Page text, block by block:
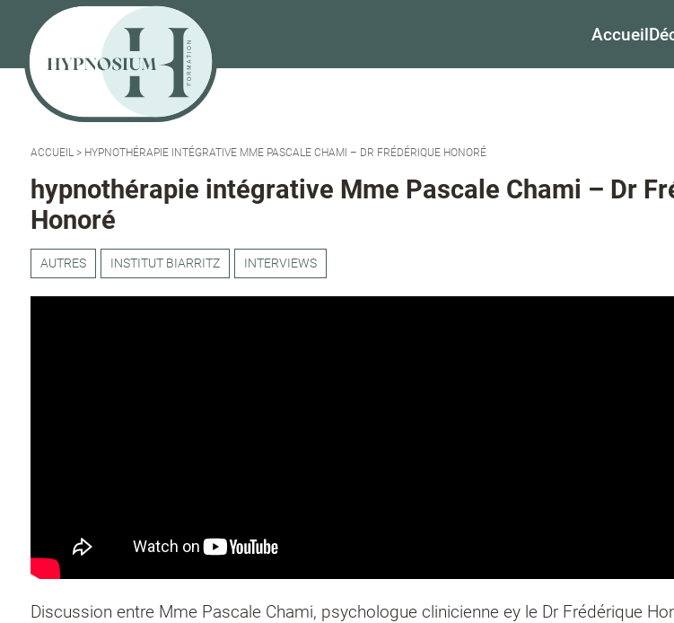
Accueil
ACCUEIL > HYPNOTHÉRAPIE INTÉGRATIVE MME PASCALE CHAMI – DR FRÉDÉRIQUE HONORÉ
hypnothérapie intégrative Mme Pascale Chami – Dr
Honoré
AUTRES INSTITUT BIARRITZ INTERVIEWS
Discussion entre Mme Pascale Chami, psychologue clinicienne ey le Dr Frédérique